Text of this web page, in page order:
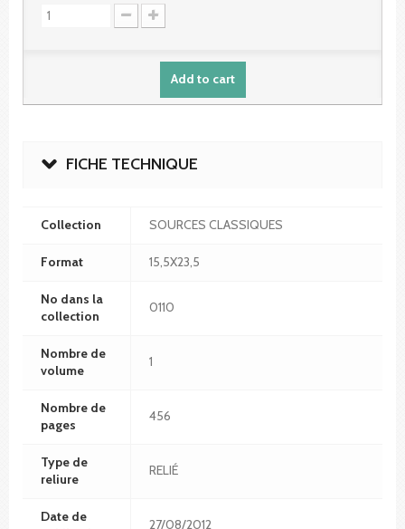
Add to cart
FICHE TECHNIQUE
Collection SOURCES CLASSIQUES
Format 15,5X23,5
No dans la
collection
0110
Nombre de
volume
1
Nombre de
pages
456
Type de
reliure
RELIÉ
Date de
27/08/2012